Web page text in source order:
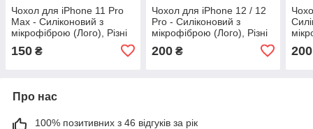
Чохол для iPhone 11 Pro
Max - Cиліконовий з
мікрофіброю (Лого), Різні
150 ₴
Чохол для iPhone 12 / 12
Pro - Cиліконовий з
мікрофіброю (Лого), Різні
200₴ 200
Про нас
100% позитивних з 46 відгуків за рік